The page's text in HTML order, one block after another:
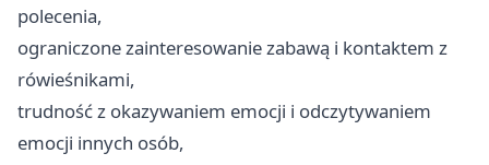
polecenia,
ograniczone zainteresowanie zabawą i kontaktem z
rówieśnikami,
trudność z okazywaniem emocji i odczytywaniem
emocji innych osób,